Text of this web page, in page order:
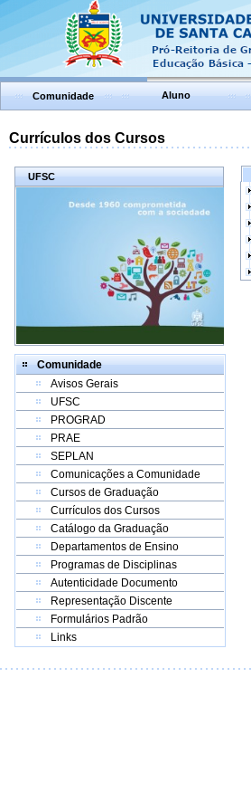
Comunidade Aluno
Currículos dos Cursos
UFSC
Comunidade
Avisos Gerais
UFSC
PROGRAD
PRAE
SEPLAN
Comunicações a Comunidade
Cursos de Graduação
Currículos dos Cursos
Catálogo da Graduação
Departamentos de Ensino
Programas de Disciplinas
Autenticidade Documento
Representação Discente
Formulários Padrão
Links